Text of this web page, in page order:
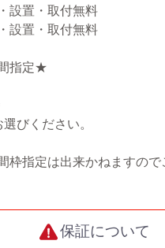
設置・取付無料
設置・取付無料
指定★
びください。
枠指定は出来かねますので
保証について